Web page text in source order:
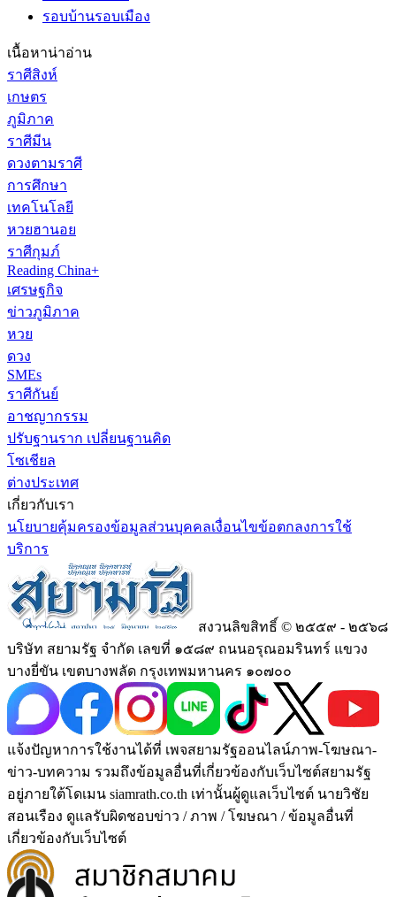
รอบบ้านรอบเมือง
เนื้อหาน่าอ่าน
ราศีสิงห์
เกษตร
ภูมิภาค
ราศีมีน
ดวงตามราศี
การศึกษา
เทคโนโลยี
หวยฮานอย
ราศีกุมภ์
Reading China+
เศรษฐกิจ
ข่าวภูมิภาค
หวย
ดวง
SMEs
ราศีกันย์
อาชญากรรม
ปรับฐานราก เปลี่ยนฐานคิด
โซเชียล
ต่างประเทศ
เกี่ยวกับเรา
นโยบายคุ้มครองข้อมูลส่วนบุคคลเงื่อนไขข้อตกลงการใช้
บริการ
สงวนลิขสิทธิ์ © ๒๕๕๙ - ๒๕๖๘
บริษัท สยามรัฐ จำกัด เลขที่ ๑๕๘๙ ถนนอรุณอมรินทร์ แขวง
บางยี่ขัน เขตบางพลัด กรุงเทพมหานคร ๑๐๗๐๐
แจ้งปัญหาการใช้งานได้ที่ เพจสยามรัฐออนไลน์ภาพ-โฆษณา-
ข่าว-บทความ รวมถึงข้อมูลอื่นที่เกี่ยวข้องกับเว็บไซต์สยามรัฐ
อยู่ภายใต้โดเมน siamrath.co.th เท่านั้นผู้ดูแลเว็บไซต์ นายวิชัย
สอนเรือง ดูแลรับผิดชอบข่าว / ภาพ / โฆษณา / ข้อมูลอื่นที่
เกี่ยวข้องกับเว็บไซต์